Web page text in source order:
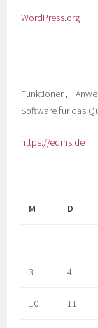
WordPress.org
Funktionen,
Software für das
https://eqms.de
M
D
3 4
10 11